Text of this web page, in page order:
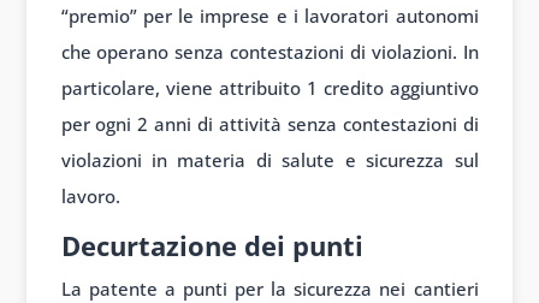
“premio” per le imprese e i lavoratori autonomi
che operano senza contestazioni di violazioni. In
particolare, viene attribuito 1 credito aggiuntivo
per ogni 2 anni di attività senza contestazioni di
violazioni in materia di salute e sicurezza sul
lavoro.
Decurtazione dei punti
La patente a punti per la sicurezza nei cantieri